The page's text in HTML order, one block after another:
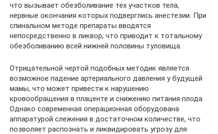
что вызывает обезболивание тех участков тела,
нервные окончания которых подверглись анестезии. При
спинальном методе препараты вводятся
непосредственно в ликвор, что приводит к тотальному
обезболиванию всей нижней половины туловища.
Отрицательной чертой подобных методик является
возможное падение артериального давления у будущей
мамы, что может привести к нарушению
кровообращения в плаценте и снижению питания плода.
Однако современная операционная оборудована
аппаратурой слежения в достаточном количестве, что
позволяет распознать и ликвидировать угрозу для